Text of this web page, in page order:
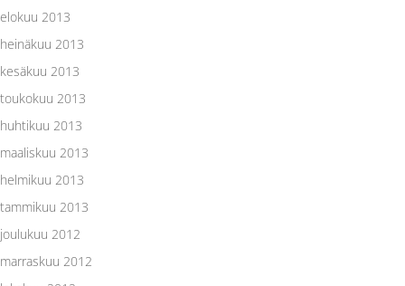
elokuu 2013
heinäkuu 2013
kesäkuu 2013
toukokuu 2013
huhtikuu 2013
maaliskuu 2013
helmikuu 2013
tammikuu 2013
joulukuu 2012
marraskuu 2012